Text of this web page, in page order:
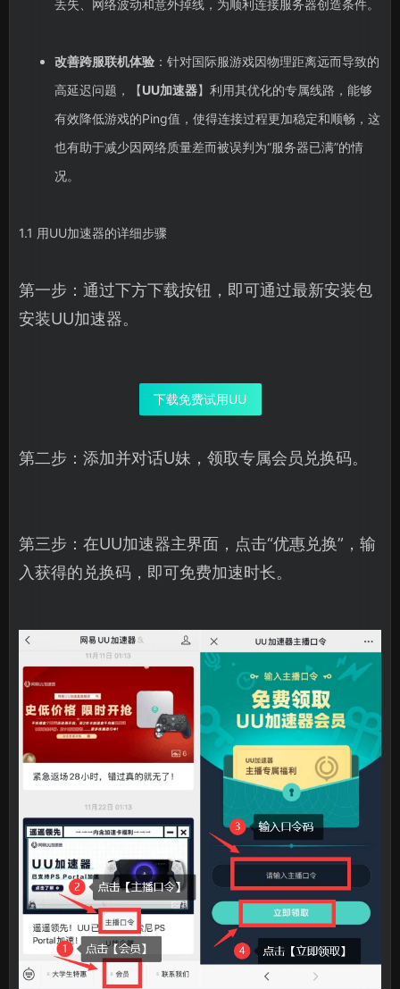
丢失、网络波动和意外掉线，为顺利连接服务器创造条件。
改善跨服联机体验：针对国际服游戏因物理距离远而导致的
高延迟问题，【UU加速器】利用其优化的专属线路，能够
有效降低游戏的Ping值，使得连接过程更加稳定和顺畅，这
也有助于减少因网络质量差而被误判为“服务器已满”的情
况。
1.1 用UU加速器的详细步骤
第一步：通过下方下载按钮，即可通过最新安装包
安装UU加速器。
下载免费试用UU
第二步：添加并对话U妹，领取专属会员兑换码。
第三步：在UU加速器主界面，点击“优惠兑换”，输
入获得的兑换码，即可免费加速时长。